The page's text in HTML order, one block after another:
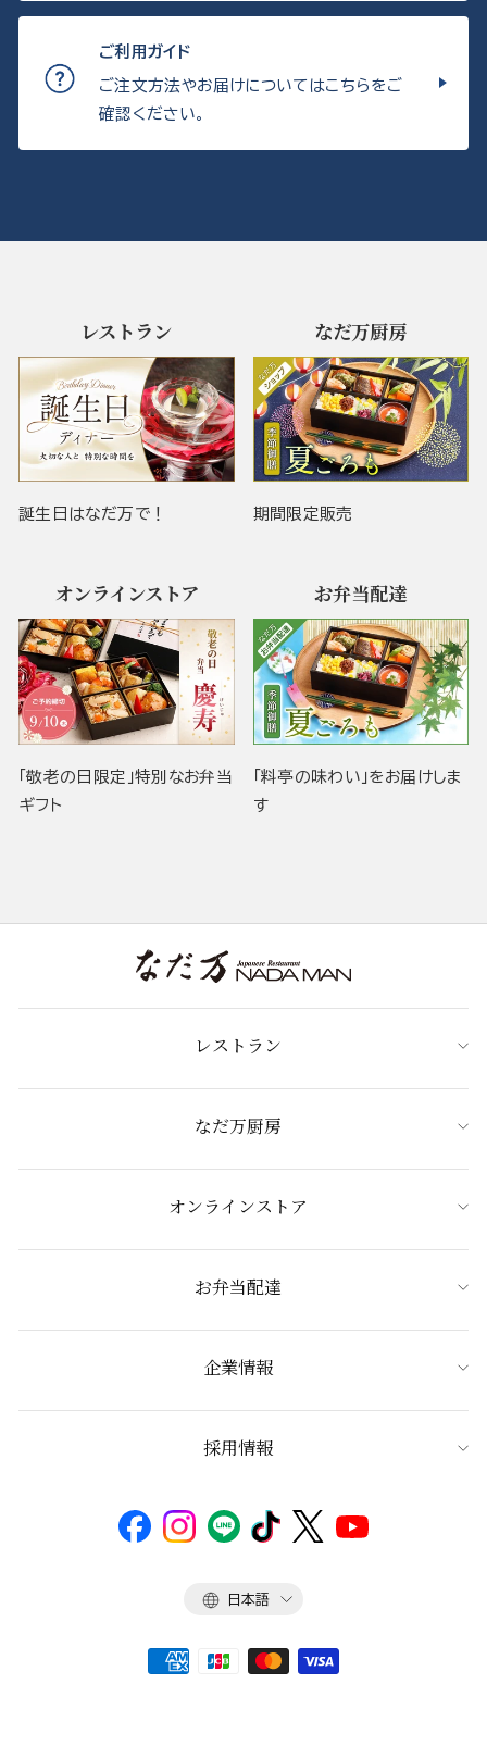
ご利用ガイド
ご注文方法やお届けについてはこちらをご
確認ください。
レストラン
誕生日はなだ万で！
なだ万厨房
期間限定販売
オンラインストア
「敬老の日限定」特別なお弁当
ギフト
お弁当配達
「料亭の味わい」をお届けしま
す
レストラン
なだ万厨房
オンラインストア
お弁当配達
企業情報
採用情報
言
日本語